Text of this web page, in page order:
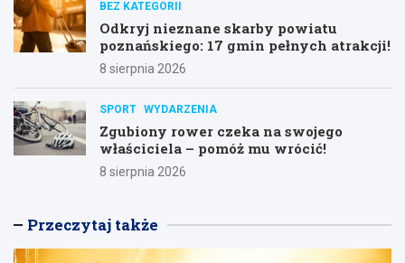
BEZ KATEGORII
Odkryj nieznane skarby powiatu
poznańskiego: 17 gmin pełnych atrakcji!
8 sierpnia 2026
SPORT WYDARZENIA
Zgubiony rower czeka na swojego
właściciela – pomóż mu wrócić!
8 sierpnia 2026
Przeczytaj także